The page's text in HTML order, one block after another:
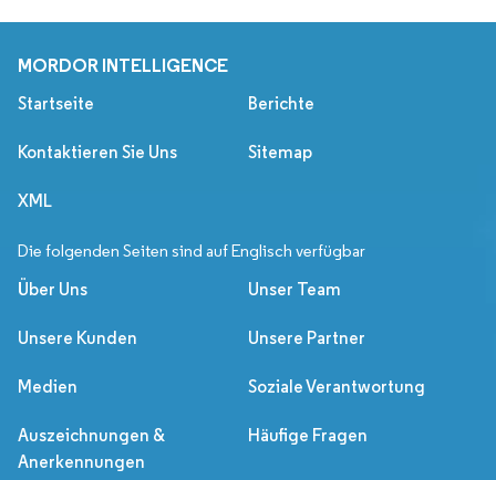
MORDOR INTELLIGENCE
Startseite Berichte
Kontaktieren Sie Uns Sitemap
XML
Die folgenden Seiten sind auf Englisch verfügbar
Über Uns Unser Team
Unsere Kunden Unsere Partner
Medien Soziale Verantwortung
Auszeichnungen &
Anerkennungen
Häufige Fragen